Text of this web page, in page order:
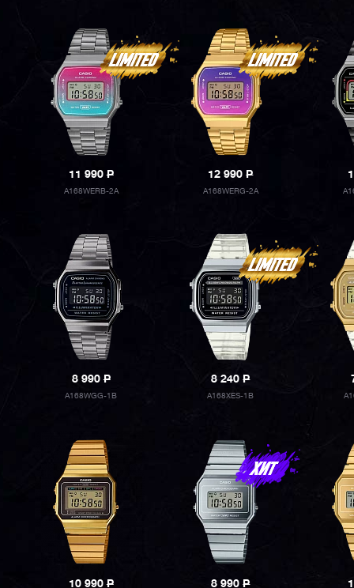
11 990P
A168WERB-2A
12 990P
A168WERG-2A
8 990P
A168WGG-1B
8 240P
A168XES-1B
10 990P 8 990P